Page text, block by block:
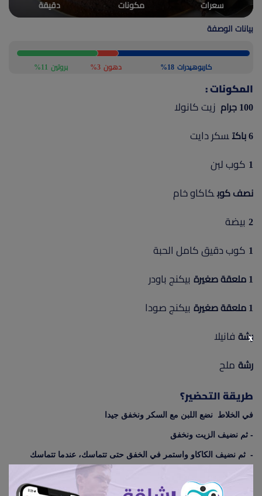
أعلن معنا
سعرات مكونات دقيقة
بيانات الوصفة
كاربوهيدرات 18% دهون 3% بروتين 11%
المكونات :
100 جرام زيت كانولا
6 باكت سكر دايت
1 كوب لبن
نصف كوب كاكاو خام
2 بيضة
1 كوب دقيق كامل الحبة
1 ملعقة صغيرة بيكنج باودر
1 ملعقة صغيرة بيكنج صودا
رشة فانيلا
رشة ملح
طريقة التحضير؟
في الخلاط نضع اللبن مع السكر ونخفق جيدا
- ثم نضيف الزيت ونخفق
- ثم نضيف الكاكاو واستمر في الخفق حتى تتماسك، عندما تتماسك
- ثم نضع جزء من الخليط في الثلاجة مقدار كوب
x